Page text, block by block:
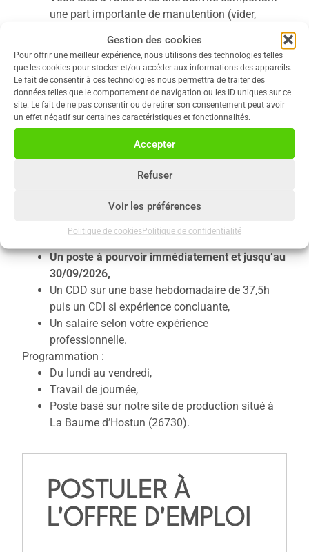
Gestion des cookies
Pour offrir une meilleur expérience, nous utilisons des technologies telles
que les cookies pour stocker et/ou accéder aux informations des appareils.
Le fait de consentir à ces technologies nous permettra de traiter des
données telles que le comportement de navigation ou les ID uniques sur ce
site. Le fait de ne pas consentir ou de retirer son consentement peut avoir
un effet négatif sur certaines caractéristiques et fonctionnalités.
Accepter
Refuser
Voir les préférences
Politique de cookiesPolitique de confidentialité
une part importante de manutention (vider,
Vous êtes à l’aise avec les chiffres et les calculs
de base (comptage, dosages, vérifications).
SPÉCIFICITÉS DU
Nous vous offrons :
Un poste à pourvoir immédiatement et jusqu’au
30/09/2026,
Un CDD sur une base hebdomadaire de 37,5h
puis un CDI si expérience concluante,
Un salaire selon votre expérience
professionnelle.
Programmation :
Du lundi au vendredi,
Travail de journée,
Poste basé sur notre site de production situé à
La Baume d’Hostun (26730).
POSTULER À
L'OFFRE D'EMPLOI